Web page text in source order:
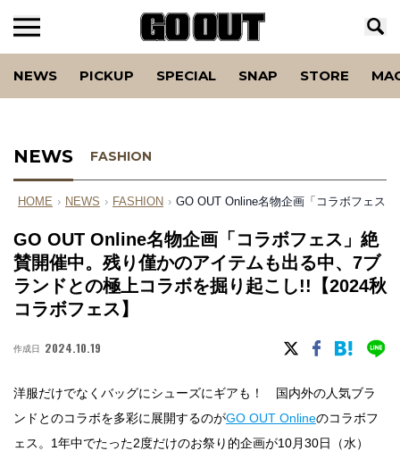
NEWS PICKUP SPECIAL SNAP STORE
NEWS FASHION
HOME › NEWS › FASHION › GO OUT Online名物企画「コラボフェス
GO OUT Online名物企画「コラボフェス」絶
賛開催中。残り僅かのアイテムも出る中、7ブ
ランドとの極上コラボを掘り起こし!!【2024秋
コラボフェス】
作成日 2024.10.19
洋服だけでなくバッグにシューズにギアも！ 国内外の人気ブラ
ンドとのコラボを多彩に展開するのがGO OUT Onlineのコラボフ
ェス。1年中でたった2度だけのお祭り的企画が10月30日（水）